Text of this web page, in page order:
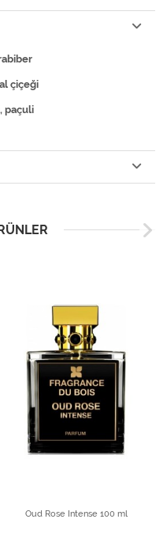
çiçeği
paçuli
Oud Rose Intense 100 ml